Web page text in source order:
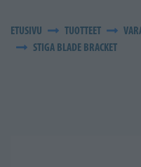
ETUSIVU TUOTTEET
STIGA BLADE BRACKET